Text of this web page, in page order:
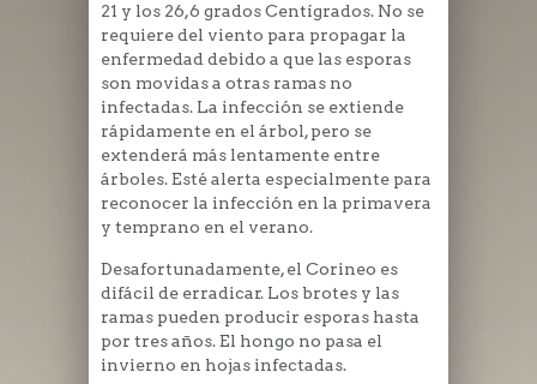
21 y los 26,6 grados Centígrados. No se
requiere del viento para propagar la
enfermedad debido a que las esporas
son movidas a otras ramas no
infectadas. La infección se extiende
rápidamente en el árbol, pero se
extenderá más lentamente entre
árboles. Esté alerta especialmente para
reconocer la infección en la primavera
y temprano en el verano.
Desafortunadamente, el Corineo es
difácil de erradicar. Los brotes y las
ramas pueden producir esporas hasta
por tres años. El hongo no pasa el
invierno en hojas infectadas.